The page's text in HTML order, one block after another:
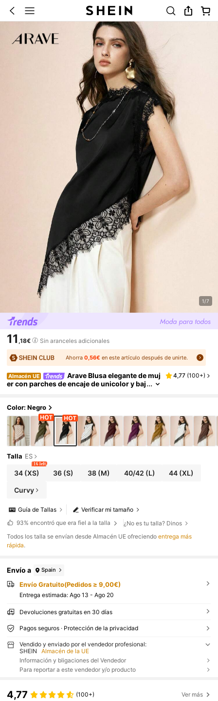
1/7
11 ,18€ Sin aranceles adicionales
Ahorra0,56€ en este artículo después de unirte.
Almacén UE
Arave Blusa elegante de muj
er con parches de encaje de unicolor y baj
4,77 (100+)
Color: Negro
Talla ES
34(XS)
16 left
36 (S) 38(M) 40/42 (L) 44 (XL)
Curvy
Verificar mi tamaño
Guía de Tallas
93% encontró que era fiel a la talla
¿No es tu talla? Dinos
Todos los talla se envían desde Almacén UE ofreciendoentrega más
rápida.
Envío a Spain
Envío Gratuito(Pedidos ≥ 9,00€)
Entrega estimada: Ago 13 - Ago 20
Devoluciones gratuitas en 30 días
Pagos seguros · Protección de la privacidad
Vendido y enviado por el vendedor profesional:
SHEIN
Almacén de la UE
Información y bligaciones del Vendedor
Para reportar a este vendedor y/o producto
4,77 (100+) Ver más